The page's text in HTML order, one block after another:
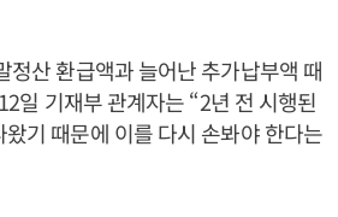
산 환급액과 늘어난 추가납부액 때
일 기재부 관계자는 “2년 전 시행된
기 때문에 이를 다시 손봐야 한다는